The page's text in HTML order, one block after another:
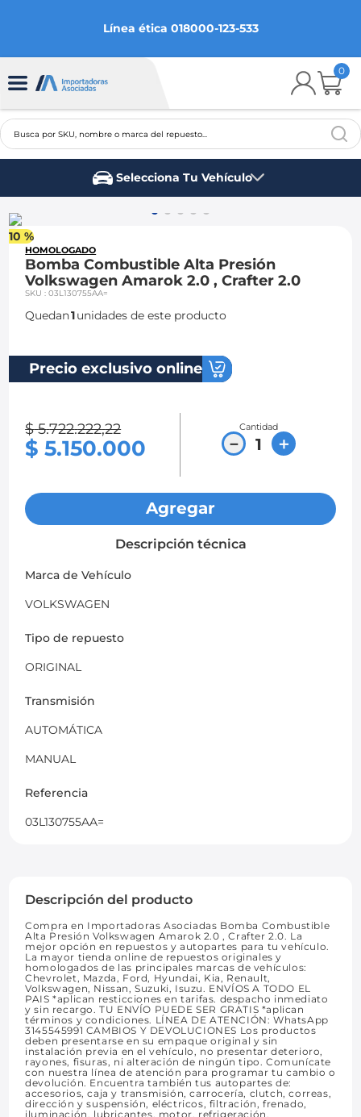
Línea ética 018000-123-533
0
Busca por SKU, nombre o marca del repuesto...
Selecciona Tu Vehículo
10 %
HOMOLOGADO
Bomba Combustible Alta Presión
Volkswagen Amarok 2.0 , Crafter 2.0
SKU:03L130755AA=
Quedan1unidades de este producto
Precio exclusivo online
$ 5.722.222,22
$ 5.150.000
Cantidad
＋
－
Agregar
Descripción técnica
Marca de Vehículo
VOLKSWAGEN
Tipo de repuesto
ORIGINAL
Transmisión
AUTOMÁTICA
MANUAL
Referencia
03L130755AA=
Descripción del producto
Compra en Importadoras Asociadas Bomba Combustible
Alta Presión Volkswagen Amarok 2.0 , Crafter 2.0. La
mejor opción en repuestos y autopartes para tu vehículo.
La mayor tienda online de repuestos originales y
homologados de las principales marcas de vehículos:
Chevrolet, Mazda, Ford, Hyundai, Kia, Renault,
Volkswagen, Nissan, Suzuki, Isuzu. ENVÍOS A TODO EL
PAIS *aplican resticciones en tarifas. despacho inmediato
y sin recargo. TU ENVÍO PUEDE SER GRATIS *aplican
términos y condiciones. LÍNEA DE ATENCIÓN: WhatsApp
3145545991 CAMBIOS Y DEVOLUCIONES Los productos
deben presentarse en su empaque original y sin
instalación previa en el vehículo, no presentar deterioro,
rayones, fisuras, ni alteración de ningún tipo. Comunícate
con nuestra línea de atención para programar tu cambio o
devolución. Encuentra también tus autopartes de:
accesorios, caja y transmisión, carrocería, clutch, correas,
dirección y suspensión, eléctricos, filtración, frenado,
iluminación, lubricantes, motor, refrigeración.
2
3.
spark gt
ford fiesta
7.
sail
10. chevrolet sail